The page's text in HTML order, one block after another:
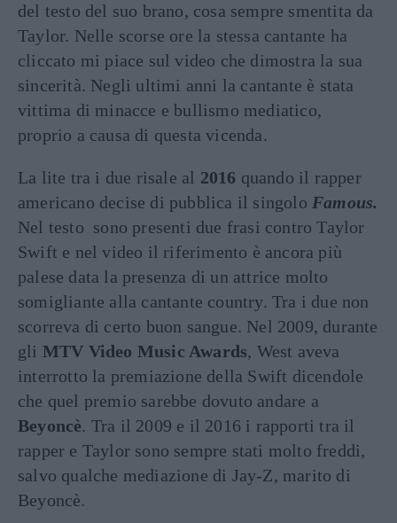
del testo del suo brano, cosa sempre smentita da
Taylor. Nelle scorse ore la stessa cantante ha
cliccato mi piace sul video che dimostra la sua
sincerità. Negli ultimi anni la cantante è stata
vittima di minacce e bullismo mediatico,
proprio a causa di questa vicenda.
La lite tra i due risale al 2016 quando il rapper
americano decise di pubblica il singolo Famous.
Nel testo sono presenti due frasi contro Taylor
Swift e nel video il riferimento è ancora più
palese data la presenza di un attrice molto
somigliante alla cantante country. Tra i due non
scorreva di certo buon sangue. Nel 2009, durante
gli MTV Video Music Awards, West aveva
interrotto la premiazione della Swift dicendole
che quel premio sarebbe dovuto andare a
Beyoncè. Tra il 2009 e il 2016 i rapporti tra il
rapper e Taylor sono sempre stati molto freddi,
salvo qualche mediazione di Jay-Z, marito di
Beyoncè.